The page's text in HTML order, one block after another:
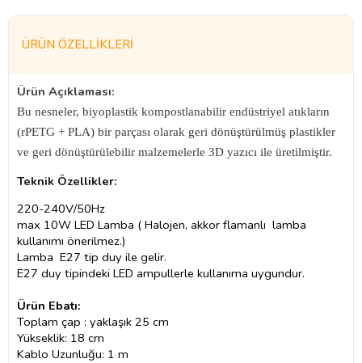
ÜRÜN ÖZELLIKLERI
Ürün Açıklaması:
Bu nesneler, biyoplastik kompostlanabilir endüstriyel atıkların
(rPETG + PLA) bir parçası olarak geri dönüştürülmüş plastikler
ve geri dönüştürülebilir malzemelerle 3D yazıcı ile üretilmiştir.
Teknik Özellikler:
220-240V/50Hz
max 10W LED Lamba ( Halojen, akkor flamanlı lamba
kullanımı önerilmez.)
Lamba E27 tip duy ile gelir.
E27 duy tipindeki LED ampullerle kullanıma uygundur.
Ürün Ebatı:
Toplam çap : yaklaşık 25 cm
Yükseklik: 18 cm
Kablo Uzunluğu: 1 m